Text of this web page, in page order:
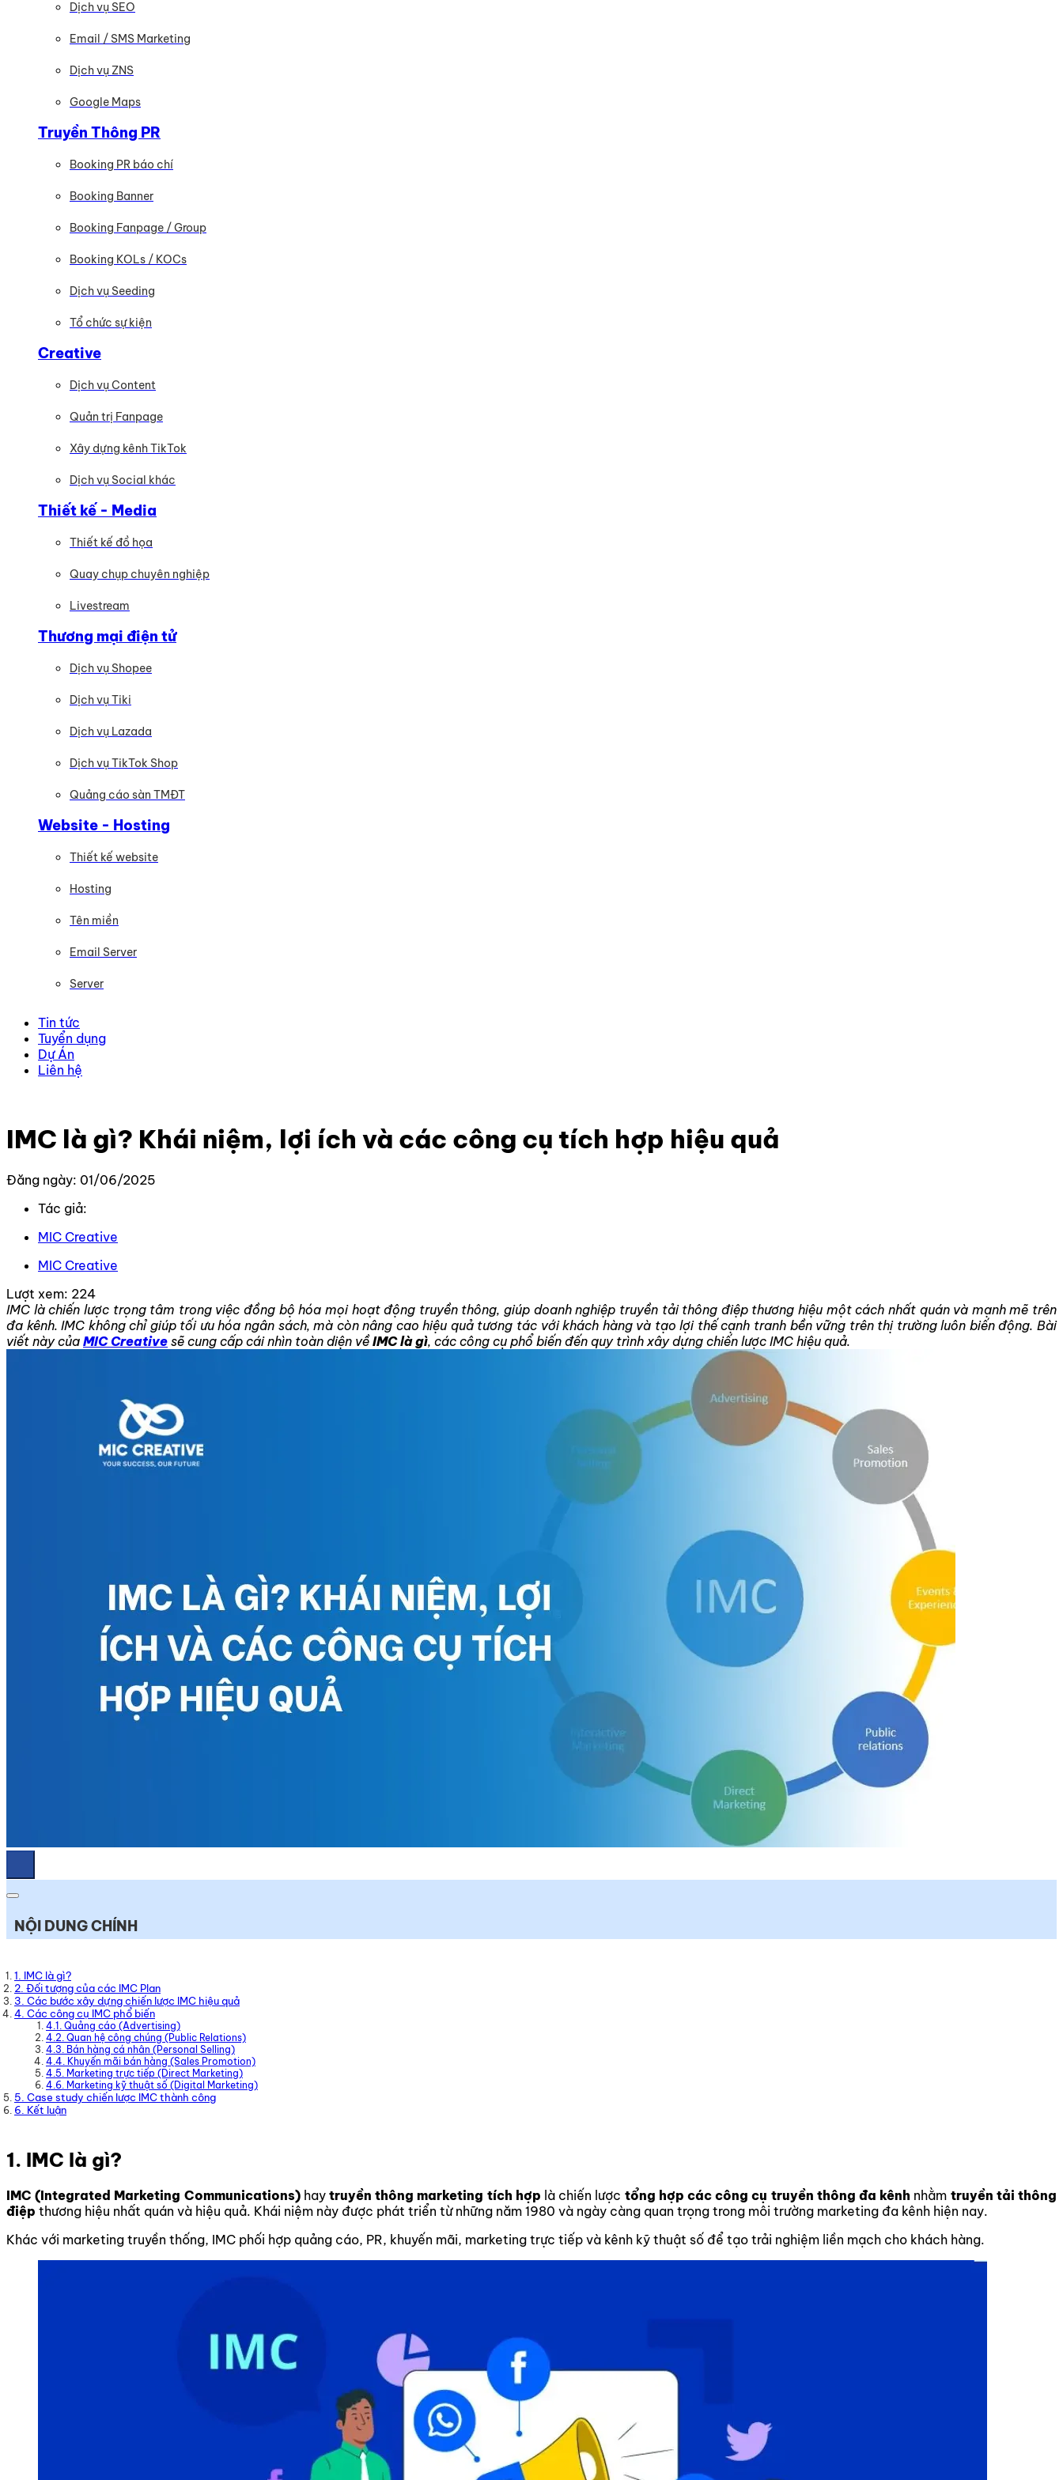
Dịch vụ SEO
Email / SMS Marketing
Dịch vụ ZNS
Google Maps
Truyền Thông PR
Booking PR báo chí
Booking Banner
Booking Fanpage / Group
Booking KOLs / KOCs
Dịch vụ Seeding
Tổ chức sự kiện
Creative
Dịch vụ Content
Quản trị Fanpage
Xây dựng kênh TikTok
Dịch vụ Social khác
Thiết kế - Media
Thiết kế đồ họa
Quay chụp chuyên nghiệp
Livestream
Thương mại điện tử
Dịch vụ Shopee
Dịch vụ Tiki
Dịch vụ Lazada
Dịch vụ TikTok Shop
Quảng cáo sàn TMĐT
Website - Hosting
Thiết kế website
Hosting
Tên miền
Email Server
Server
Tin tức
Tuyển dụng
Dự Án
Liên hệ
IMC là gì? Khái niệm, lợi ích và các công cụ tích hợp hiệu quả
Đăng ngày: 01/06/2025
Tác giả:
MIC Creative
MIC Creative
Lượt xem: 224
IMC là chiến lược trọng tâm trong việc đồng bộ hóa mọi hoạt động truyền thông, giúp doanh nghiệp truyền tải thông điệp thương hiệu một cách nhất quán và mạnh mẽ trên
đa kênh. IMC không chỉ giúp tối ưu hóa ngân sách, mà còn nâng cao hiệu quả tương tác với khách hàng và tạo lợi thế cạnh tranh bền vững trên thị trường luôn biến động. Bài
viết này của MIC Creative sẽ cung cấp cái nhìn toàn diện vềIMC là gì, các công cụ phổ biến đến quy trình xây dựng chiến lược IMC hiệu quả.
NỘI DUNG CHÍNH
1. IMC là gì?
2. Đối tượng của các IMC Plan
3. Các bước xây dựng chiến lược IMC hiệu quả
4. Các công cụ IMC phổ biến
4.1. Quảng cáo (Advertising)
4.2. Quan hệ công chúng (Public Relations)
4.3. Bán hàng cá nhân (Personal Selling)
4.4. Khuyến mãi bán hàng (Sales Promotion)
4.5. Marketing trực tiếp (Direct Marketing)
4.6. Marketing kỹ thuật số (Digital Marketing)
5. Case study chiến lược IMC thành công
6. Kết luận
1. IMC là gì?
IMC (Integrated Marketing Communications)haytruyền thông marketing tích hợp là chiến lược tổng hợp các công cụ truyền thông đa kênh nhằm truyền tải thông
điệp thương hiệu nhất quán và hiệu quả. Khái niệm này được phát triển từ những năm 1980 và ngày càng quan trọng trong môi trường marketing đa kênh hiện nay.
Khác với marketing truyền thống, IMC phối hợp quảng cáo, PR, khuyến mãi, marketing trực tiếp và kênh kỹ thuật số để tạo trải nghiệm liền mạch cho khách hàng.